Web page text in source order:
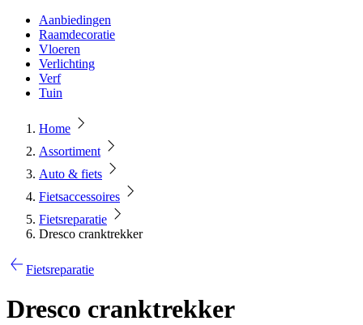
Aanbiedingen
Raamdecoratie
Vloeren
Verlichting
Verf
Tuin
Home
Assortiment
Auto & fiets
Fietsaccessoires
Fietsreparatie
Dresco cranktrekker
Fietsreparatie
Dresco cranktrekker